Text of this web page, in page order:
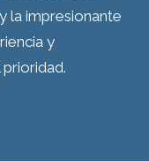
la impresionante
y